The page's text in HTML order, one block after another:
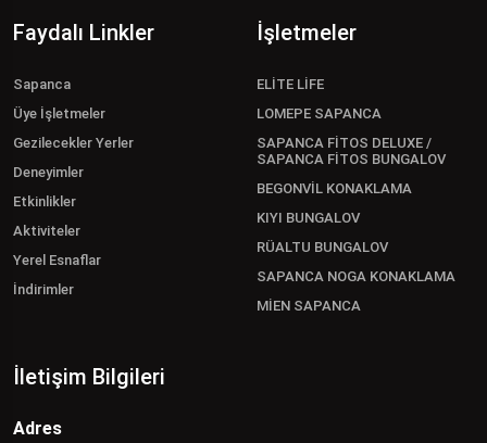
Faydalı Linkler
Sapanca
Üye İşletmeler
Gezilecekler Yerler
Deneyimler
Etkinlikler
Aktiviteler
Yerel Esnaflar
İndirimler
İşletmeler
ELİTE LİFE
LOMEPE SAPANCA
SAPANCA FİTOS DELUXE /
SAPANCA FİTOS BUNGALOV
BEGONVİL KONAKLAMA
KIYI BUNGALOV
RÜALTU BUNGALOV
SAPANCA NOGA KONAKLAMA
MİEN SAPANCA
İletişim Bilgileri
Adres